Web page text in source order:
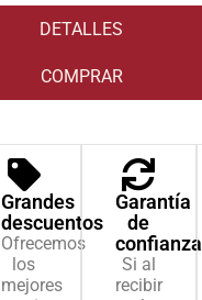
DETALLES
COMPRAR
Grandes
descuentos
Ofrecemos
los
mejores
Garantía
de
confianza
Si al
recibir